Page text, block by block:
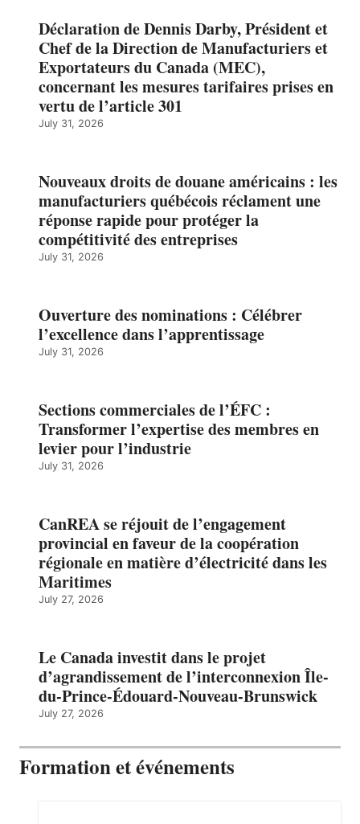
Déclaration de Dennis Darby, Président et
Chef de la Direction de Manufacturiers et
Exportateurs du Canada (MEC),
concernant les mesures tarifaires prises en
vertu de l’article 301
July 31, 2026
Nouveaux droits de douane américains : les
manufacturiers québécois réclament une
réponse rapide pour protéger la
compétitivité des entreprises
July 31, 2026
Ouverture des nominations : Célébrer
l’excellence dans l’apprentissage
July 31, 2026
Sections commerciales de l’ÉFC :
Transformer l’expertise des membres en
levier pour l’industrie
July 31, 2026
CanREA se réjouit de l’engagement
provincial en faveur de la coopération
régionale en matière d’électricité dans les
Maritimes
July 27, 2026
Le Canada investit dans le projet
d’agrandissement de l’interconnexion Île-
du-Prince-Édouard-Nouveau-Brunswick
July 27, 2026
Formation et événements